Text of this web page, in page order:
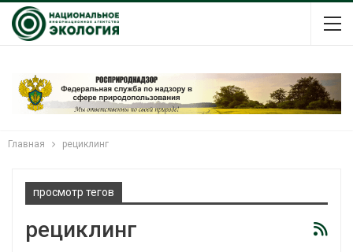
Главная рециклинг
просмотр тегов
рециклинг